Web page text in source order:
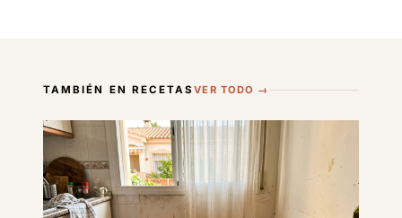
TAMBIÉN EN RECETASVER TODO →